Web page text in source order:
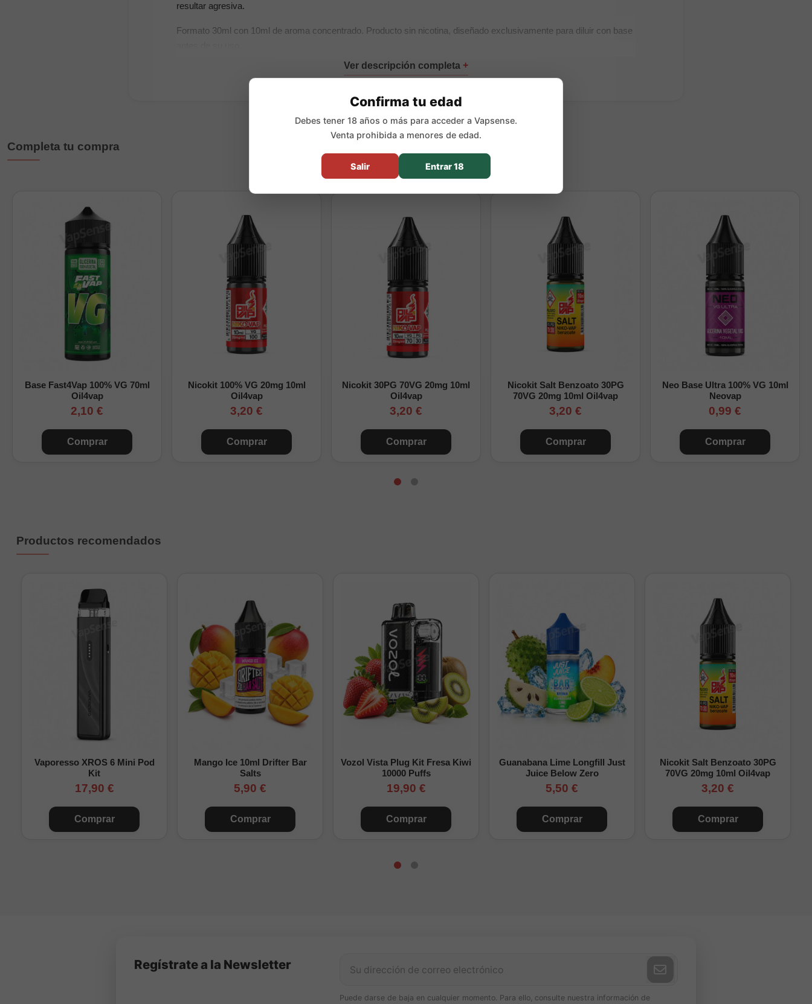
resultar agresiva.
Formato 30ml con 10ml de aroma concentrado. Producto sin nicotina, diseñado exclusivamente para diluir con base
Formato: 30ml (10ml de aroma)
Tapón a prueba de niños
¿Cómo preparar tu Longfill?
0 mg/ml
1 nicokit + Base 6 mg/ml
2 nicokits + Base 13 mg/ml
Valores aproximados según mezcla estándar.
¿A qué sabe?A un smoothie frutal de sandía, fresa y lima con perfil fresco y equilibrado.
¿Es muy ácido? No, la lima aporta un punto cítrico suave sin dominar el conjunto.
¿Se puede vapear directamente?
No, es un aroma Longfill y debe diluirse con base.
Completa tu compra
Base Fast4Vap 100% VG 70ml
Oil4vap
2,10 €
Comprar
Nicokit 100% VG 20mg 10ml
Oil4vap
3,20 €
Comprar
Nicokit 30PG 70VG 20mg 10ml
Oil4vap
3,20 €
Comprar
Nicokit Salt Benzoato 30PG
70VG 20mg 10ml Oil4vap
3,20 €
Comprar
Neo Base Ultra 100% VG 10ml
Neovap
0,99 €
Comprar
Productos recomendados
Vaporesso XROS 6 Mini Pod
Kit
17,90 €
Comprar
Mango Ice 10ml Drifter Bar
Salts
5,90 €
Comprar
Vozol Vista Plug Kit Fresa Kiwi
10000 Puffs
19,90 €
Comprar
Guanabana Lime Longfill Just
Juice Below Zero
5,50 €
Comprar
Nicokit Salt Benzoato 30PG
70VG 20mg 10ml Oil4vap
3,20 €
Comprar
Regístrate a la Newsletter
Puede darse de baja en cualquier momento. Para ello, consulte nuestra información de
Confirma tu edad
Debes tener 18 años o más para acceder a Vapsense.
Venta prohibida a menores de edad.
Salir Entrar 18